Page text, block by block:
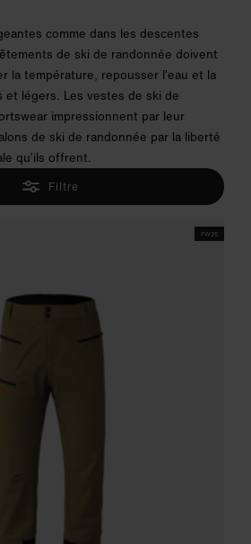
comme dans les descentes
de ski de randonnée doivent
la température, repousser l’eau et la
et légers. Les vestes de ski de
impressionnent par leur
de ski de randonnée par la liberté
qu’ils offrent.
Filtre
FW25